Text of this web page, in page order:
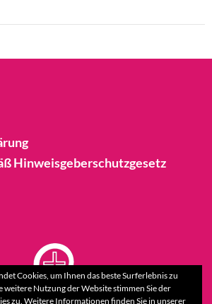
Hinweisgeberschutzgesetz
Cookies, um Ihnen das beste Surferlebnis zu
Nutzung der Website stimmen Sie der
zu. Weitere Informationen finden Sie in unserer